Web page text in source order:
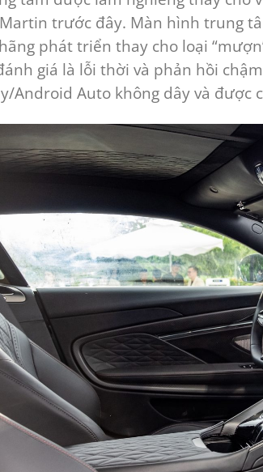
trước đây. Màn hình trung
phát triển thay cho loại
giá là lỗi thời và phản hồi
Android Auto không dây và